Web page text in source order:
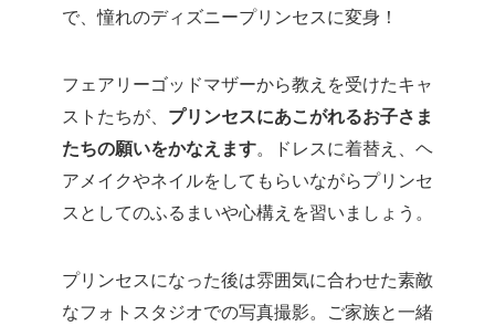
で、憧れのディズニープリンセスに変身！
フェアリーゴッドマザーから教えを受けたキャ
ストたちが、 プリンセスにあこがれるお子さま
たちの願いをかなえます。ドレスに着替え、ヘ
アメイクやネイルをしてもらいながらプリンセ
スとしてのふるまいや心構えを習いましょう。
プリンセスになった後は雰囲気に合わせた素敵
なフォトスタジオでの写真撮影。ご家族と一緒